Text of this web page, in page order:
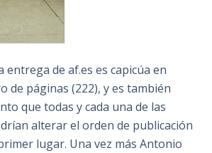
entrega de af.es es capicúa en
de páginas (222), y es también
que todas y cada una de las
alterar el orden de publicación
lugar. Una vez más Antonio